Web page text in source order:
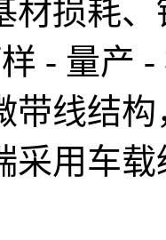
材损耗
- 量产 -
带线结
采用车